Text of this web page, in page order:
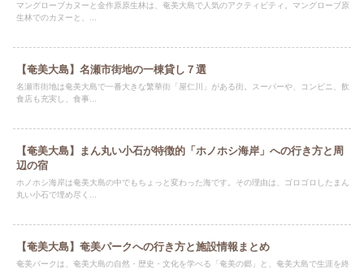
マングローブカヌーと金作原原生林は、奄美大島で人気のアクティビティ。マングローブ原
生林でのカヌーと、...
【奄美大島】名瀬市街地の一棟貸し７選
名瀬市街地は奄美大島で一番大きな繁華街「屋仁川」がある街。スーパーや、コンビニ、飲
食店も充実し、食事...
【奄美大島】まん丸い小石が特徴的「ホノホシ海岸」への行き方と周
辺の宿
ホノホシ海岸は奄美大島の中でもちょっと変わった海です。その理由は、ゴロゴロしたまん
丸い小石で埋め尽く...
【奄美大島】奄美パークへの行き方と施設情報まとめ
奄美パークは、奄美大島の自然・歴史・文化を学べる「奄美の郷」と、奄美大島で生涯を終